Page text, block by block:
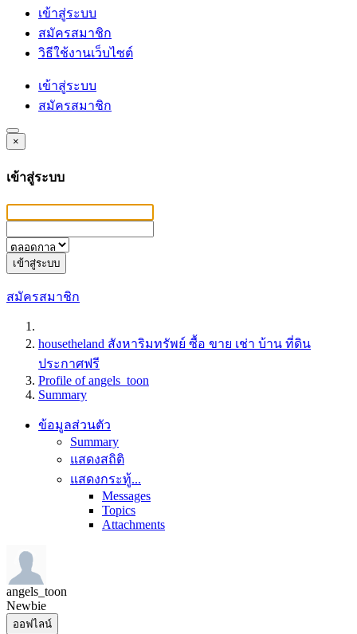
เข้าสู่ระบบ
สมัครสมาชิก
วิธีใช้งานเว็บไซต์
เข้าสู่ระบบ
สมัครสมาชิก
×
เข้าสู่ระบบ
เข้าสู่ระบบ
สมัครสมาชิก
housetheland สังหาริมทรัพย์ ซื้อ ขาย เช่า บ้าน ที่ดิน
ประกาศฟรี
Profile of angels_toon
Summary
ข้อมูลส่วนตัว
Summary
แสดงสถิติ
แสดงกระทู้...
Messages
Topics
Attachments
angels_toon
Newbie
ออฟไลน์